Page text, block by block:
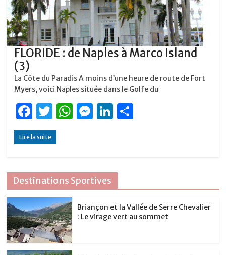
FLORIDE : de Naples à Marco Island
(3)
La Côte du Paradis A moins d’une heure de route de Fort
Myers, voici Naples située dans le Golfe du
F
a
c
b
o
o
k
T
w
it
r
W
A
p
p
M
n
g
er
Li
dI
n
Lire la suite
Destinations Sportives
Briançon et la Vallée de Serre Chevalier
: Le virage vert au sommet